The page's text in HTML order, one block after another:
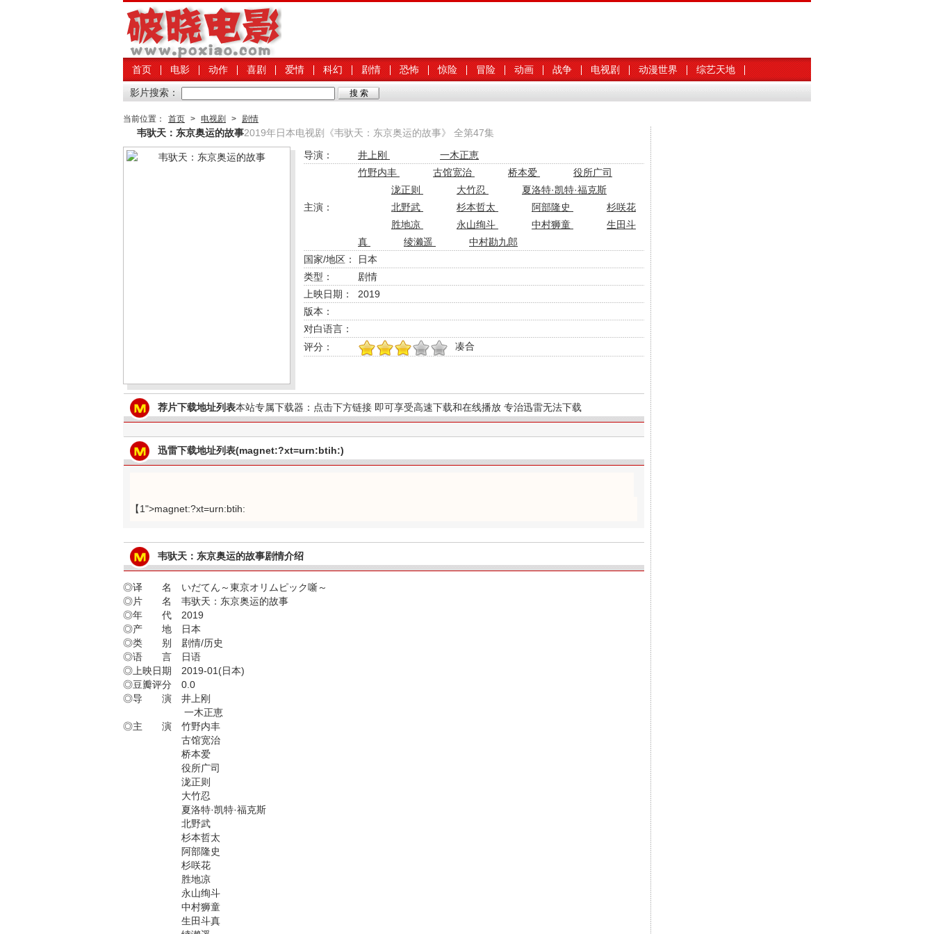
首页 电影 动作 喜剧 爱情 科幻 剧情 恐怖 惊险 冒险 动画 战争 电视剧 动漫世界 综艺天地
影片搜索：
当前位置： 首页 > 电视剧 > 剧情
韦驮天：东京奥运的故事2019年日本电视剧《韦驮天：东京奥运的故事》 全第47集
导演：
井上刚 一木正恵
主演：
竹野内丰 古馆宽治 桥本爱
役所广司
泷正则
大竹忍
夏洛特·凯特·福克斯
北野武
杉本哲太 阿部隆史
杉咲花
胜地凉
永山绚斗 中村狮童
生田斗
真
绫濑遥
中村勘九郎
国家/地区：
日本
类型：
剧情
上映日期：
2019
版本：
对白语言：
评分：1 3 4 5 凑合
荐片下载地址列表本站专属下载器：点击下方链接 即可享受高速下载和在线播放 专治迅雷无法下载
迅雷下载地址列表(magnet:?xt=urn:btih:)
【1">magnet:?xt=urn:btih:
韦驮天：东京奥运的故事剧情介绍
◎译 名 いだてん～東京オリムピック噺～
◎片 名 韦驮天：东京奥运的故事
◎年 代 2019
◎产 地 日本
◎类 别 剧情/历史
◎语 言 日语
◎上映日期 2019-01(日本)
◎豆瓣评分 0.0
◎导 演 井上刚
一木正恵
◎主 演 竹野内丰
古馆宽治
桥本爱
役所广司
泷正则
大竹忍
夏洛特·凯特·福克斯
北野武
杉本哲太
阿部隆史
杉咲花
胜地凉
永山绚斗
中村狮童
生田斗真